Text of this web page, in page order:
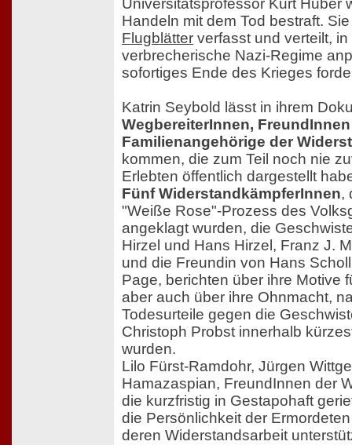
Universitätsprofessor Kurt Huber
Handeln mit dem Tod bestraft.
Flugblätter verfasst und verteilt,
verbrecherische Nazi-Regime
sofortiges Ende des Krieges
Katrin Seybold lässt in ihrem
WegbereiterInnen,
Familienangehörige der
kommen, die zum Teil noch nie
Erlebten öffentlich dargestellt
Fünf WiderstandkämpferInnen,
"Weiße Rose"-Prozess des
angeklagt wurden, die
Hirzel und Hans Hirzel, Franz J.
und die Freundin von Hans
Page, berichten über ihre Motive
aber auch über ihre Ohnmacht,
Todesurteile gegen die
Christoph Probst innerhalb
wurden.
Lilo Fürst-Ramdohr, Jürgen
Hamazaspian, FreundInnen der
die kurzfristig in Gestapohaft
die Persönlichkeit der
deren Widerstandsarbeit